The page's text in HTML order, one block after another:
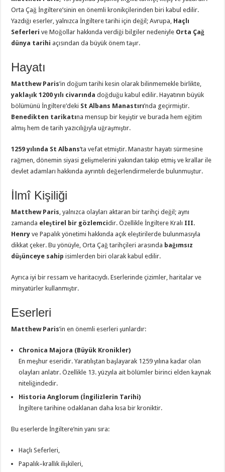
Orta Çağ İngiltere’sinin en önemli kronikçilerinden biri kabul edilir.
Yazdığı eserler, yalnızca İngiltere tarihi için değil; Avrupa, Haçlı
Seferleri ve Moğollar hakkında verdiği bilgiler nedeniyle Orta Çağ
dünya tarihi açısından da büyük önem taşır.
Hayatı
Matthew Paris’in doğum tarihi kesin olarak bilinmemekle birlikte,
yaklaşık 1200 yılı civarında doğduğu kabul edilir. Hayatının büyük
bölümünü İngiltere’deki St Albans Manastırı’nda geçirmiştir.
Benedikten tarikatına mensup bir keşiştir ve burada hem eğitim
almış hem de tarih yazıcılığıyla uğraşmıştır.
1259 yılında St Albans’ta vefat etmiştir. Manastır hayatı sürmesine
rağmen, dönemin siyasi gelişmelerini yakından takip etmiş ve krallar ile
devlet adamları hakkında ayrıntılı değerlendirmelerde bulunmuştur.
İlmî Kişiliği
Matthew Paris , yalnızca olayları aktaran bir tarihçi değil; aynı
zamanda eleştirel bir gözlemcidir. Özellikle İngiltere Kralı III.
Henry ve Papalık yönetimi hakkında açık eleştirilerde bulunmasıyla
dikkat çeker. Bu yönüyle, Orta Çağ tarihçileri arasında bağımsız
düşünceye sahip isimlerden biri olarak kabul edilir.
Ayrıca iyi bir ressam ve haritacıydı. Eserlerinde çizimler, haritalar ve
minyatürler kullanmıştır.
Eserleri
Matthew Paris’in en önemli eserleri şunlardır:
Chronica Majora (Büyük Kronikler)
En meşhur eseridir. Yaratılıştan başlayarak 1259 yılına kadar olan
olayları anlatır. Özellikle 13. yüzyıla ait bölümler birinci elden kaynak
niteliğindedir.
Historia Anglorum (İngilizlerin Tarihi)
İngiltere tarihine odaklanan daha kısa bir kroniktir.
Bu eserlerde İngiltere’nin yanı sıra:
Haçlı Seferleri,
Papalık–krallık ilişkileri,